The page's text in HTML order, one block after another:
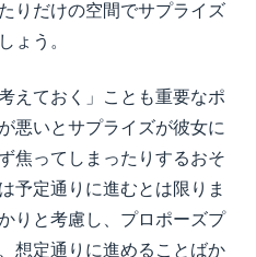
りだけの空間でサプライズ
ょう。
えておく」ことも重要なポ
悪いとサプライズが彼女に
焦ってしまったりするおそ
予定通りに進むとは限りま
りと考慮し、プロポーズプ
想定通りに進めることばか